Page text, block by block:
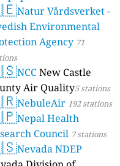
Natur Vårdsverket -
Environmental
Agency 71
NCCNew Castle
Air Quality5 stations
NebuleAir 192 stations
Nepal Health
Council 7 stations
Nevada NDEP